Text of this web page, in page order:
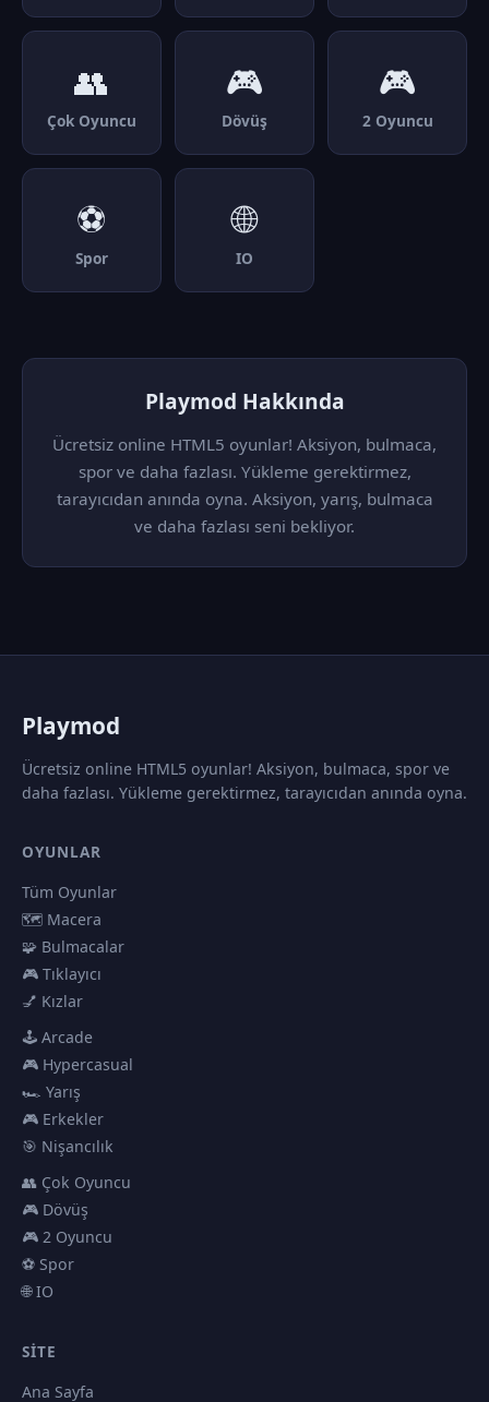
👥
Çok Oyuncu
🎮
Dövüş
🎮
2 Oyuncu
⚽
Spor
🌐
IO
Playmod Hakkında
Ücretsiz online HTML5 oyunlar! Aksiyon, bulmaca,
spor ve daha fazlası. Yükleme gerektirmez,
tarayıcıdan anında oyna. Aksiyon, yarış, bulmaca
ve daha fazlası seni bekliyor.
Playmod
Ücretsiz online HTML5 oyunlar! Aksiyon, bulmaca, spor ve
daha fazlası. Yükleme gerektirmez, tarayıcıdan anında oyna.
OYUNLAR
Tüm Oyunlar
🗺️ Macera
🧩 Bulmacalar
🎮 Tıklayıcı
💅 Kızlar
🕹️ Arcade
🎮 Hypercasual
🏎️ Yarış
🎮 Erkekler
🎯 Nişancılık
👥 Çok Oyuncu
🎮 Dövüş
🎮 2 Oyuncu
⚽ Spor
🌐 IO
SITE
Ana Sayfa